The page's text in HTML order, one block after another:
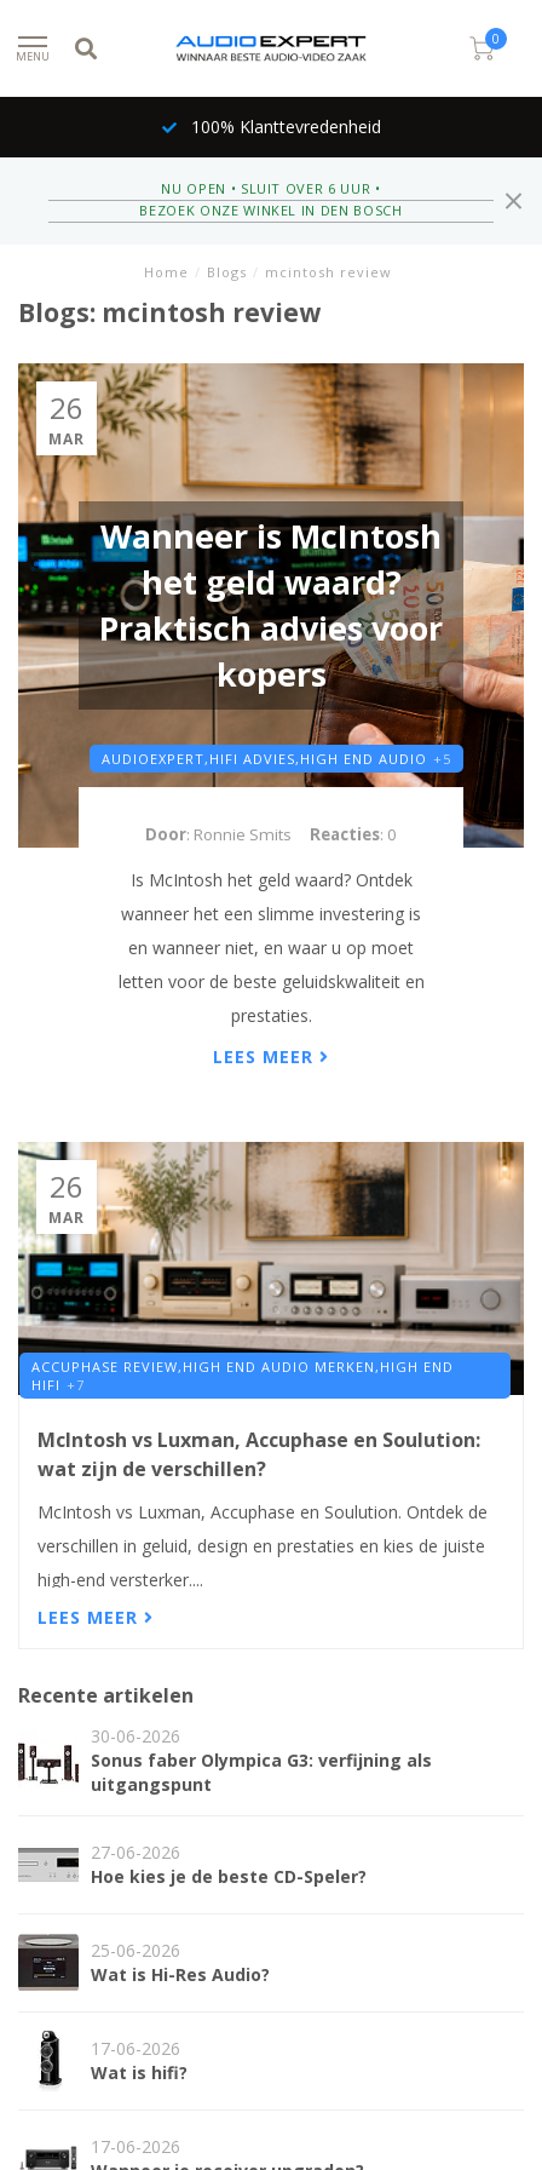
MENU
0
100% Klanttevredenheid
NU OPEN • SLUIT OVER 6 UUR •
BEZOEK ONZE WINKEL IN DEN BOSCH
Home / Blogs / mcintosh review
Blogs: mcintosh review
26
MAR
Wanneer is McIntosh
het geld waard?
Praktisch advies voor
kopers
AUDIOEXPERT, HIFI ADVIES, HIGH END AUDIO +5
Door: Ronnie Smits Reacties: 0
Is McIntosh het geld waard? Ontdek
wanneer het een slimme investering is
en wanneer niet, en waar u op moet
letten voor de beste geluidskwaliteit en
prestaties.
LEES MEER
26
MAR
ACCUPHASE REVIEW, HIGH END AUDIO MERKEN, HIGH END
HIFI +7
McIntosh vs Luxman, Accuphase en Soulution:
wat zijn de verschillen?
McIntosh vs Luxman, Accuphase en Soulution. Ontdek de
verschillen in geluid, design en prestaties en kies de juiste
high-end versterker....
LEES MEER
Recente artikelen
30-06-2026
Sonus faber Olympica G3: verfijning als
uitgangspunt
27-06-2026
Hoe kies je de beste CD-Speler?
25-06-2026
Wat is Hi-Res Audio?
17-06-2026
Wat is hifi?
17-06-2026